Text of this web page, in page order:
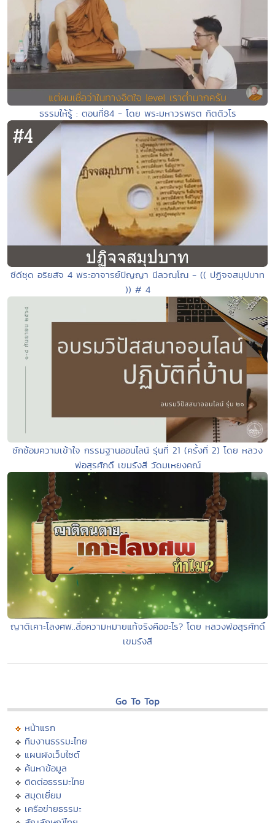
ธรรมให้รู้ : ตอนที่84 - โดย พระมหาวรพรต กิตติวโร
ซีดีชุด อริยสัจ 4 พระอาจารย์ปัญญา นีลวณฺโณ - (( ปฏิจจสมุปบาท
)) # 4
ซักซ้อมความเข้าใจ กรรมฐานออนไลน์ รุ่นที่ 21 (ครั้งที่ 2) โดย หลวง
พ่อสุรศักดิ์ เขมรังสี วัดมเหยงคณ์
ญาติเคาะโลงศพ..สื่อความหมายแท้จริงคืออะไร? โดย หลวงพ่อสุรศักดิ์
เขมรังสี
Go To Top
หน้าแรก
ทีมงานธรรมะไทย
แผนผังเว็บไซต์
ค้นหาข้อมูล
ติดต่อธรรมะไทย
สมุดเยี่ยม
เครือข่ายธรรมะ